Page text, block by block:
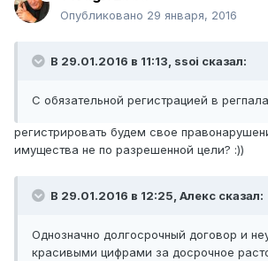
Опубликовано 29 января, 2016
В 29.01.2016 в 11:13, ssoi сказал:
С обязательной регистрацией в
регистрировать будем свое
имущества не по разрешенной цели? :))
В 29.01.2016 в 12:25, Алекc сказал:
Однозначно долгосрочный договор и
красивыми цифрами за досрочное